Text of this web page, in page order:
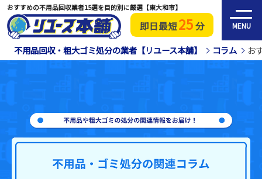
即日最短25分 MENU
おすすめの不用品回収業者15選を目的別に厳選【東大和市】
不用品回収・粗大ゴミ処分の業者【リユース本舗】 コラム お